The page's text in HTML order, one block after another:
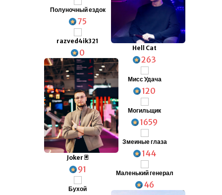
Полуночный ездок
75
razved4ik321
0
Joker 🃏
91
Бухой
Hell Cat
263
Мисс Удача
120
Могильщик
1659
Змеиные глаза
144
Маленький генерал
46